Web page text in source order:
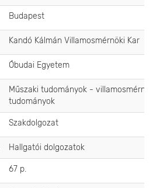
Budapest
Kandó Kálmán Villamosmérnöki Kar
Óbudai Egyetem
Műszaki tudományok -
tudományok
Szakdolgozat
Hallgatói dolgozatok
67 p.